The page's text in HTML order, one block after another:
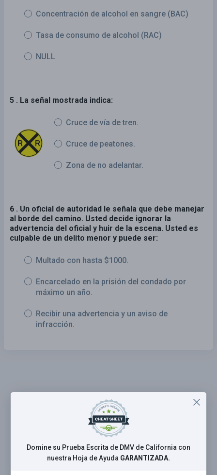
Concentración de alcohol en sangre (BAC)
Tasa de consumo de alcohol (RAC)
NULL
5 . La señal mostrada indica:
Cruce de vía de tren.
Cruce de peatones.
Zona de no adelantar.
6 . Un oficial de autoridad le señala que debe manejar
al borde del camino. Usted decide ignorar la
advertencia del oficial y huir de la escena. Usted es
culpable de un delito menor y puede ser:
Multado con hasta $1000.
Encarcelado en la prisión del condado por
máximo un año.
Recibir una advertencia y un aviso de
infracción.
Domine su Prueba Escrita de DMV de California con
nuestra Hoja de Ayuda GARANTIZADA.